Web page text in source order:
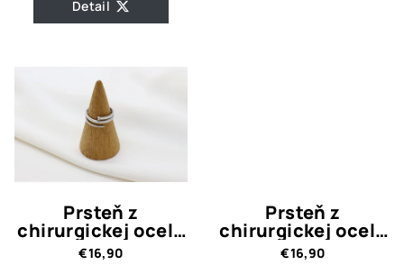
Detail
Prsteň z
chirurgickej ocele
Strieborný Klinec
€16,90
Prsteň z
chirurgickej ocele
Flower Gold
€16,90